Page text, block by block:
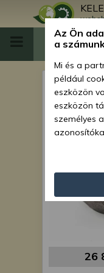
Force
26
Az Ön
a
Mi és a
például
eszközön
eszközön
személyes
személyre
tartalom